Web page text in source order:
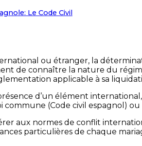
Le Code Civil
ou étranger, la
de connaître la nature du
applicable à sa
d’un élément
(Code civil espagnol) ou
aux normes de conflit
particulières de chaque